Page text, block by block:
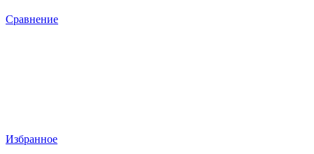
Сравнение
Избранное